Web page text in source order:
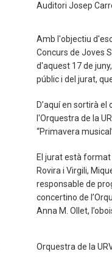
Auditori Josep
Amb l'objectiu
Concurs de Joves
d'aquest 17 de
públic i del jurat,
D’aquí en sortirà
l'Orquestra de la
“Primavera
El jurat està
Rovira i Virgili,
responsable de
concertino de
Anna M. Ollet,
Orquestra de la